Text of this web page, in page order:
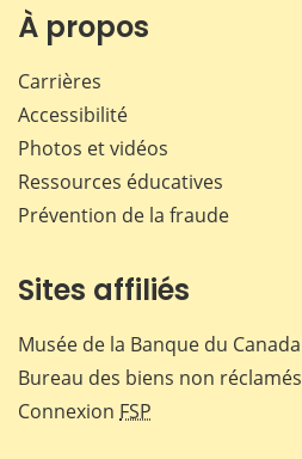
À propos
Carrières
Accessibilité
Photos et vidéos
Ressources éducatives
Prévention de la fraude
Sites affiliés
Musée de la Banque du Canada
Bureau des biens non réclamés
Connexion FSP